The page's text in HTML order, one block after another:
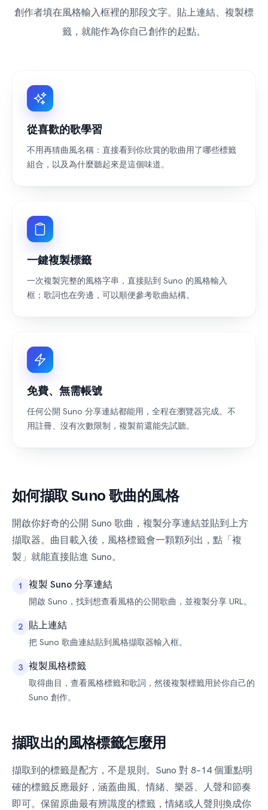
創作者填在風格輸入框裡的那段文字。貼上連結、複製標
籤，就能作為你自己創作的起點。
從喜歡的歌學習
不用再猜曲風名稱：直接看到你欣賞的歌曲用了哪些標籤
組合，以及為什麼聽起來是這個味道。
一鍵複製標籤
一次複製完整的風格字串，直接貼到 Suno 的風格輸入
框；歌詞也在旁邊，可以順便參考歌曲結構。
免費、無需帳號
任何公開 Suno 分享連結都能用，全程在瀏覽器完成。不
用註冊、沒有次數限制，複製前還能先試聽。
如何擷取 Suno 歌曲的風格
開啟你好奇的公開 Suno 歌曲，複製分享連結並貼到上方
擷取器。曲目載入後，風格標籤會一顆顆列出，點「複
製」就能直接貼進 Suno。
1 複製 Suno 分享連結
開啟 Suno，找到想查看風格的公開歌曲，並複製分享 URL。
2 貼上連結
把 Suno 歌曲連結貼到風格擷取器輸入框。
3 複製風格標籤
取得曲目，查看風格標籤和歌詞，然後複製標籤用於你自己的
Suno 創作。
擷取出的風格標籤怎麼用
擷取到的標籤是配方，不是規則。Suno 對 8–14 個重點明
確的標籤反應最好，涵蓋曲風、情緒、樂器、人聲和節奏
即可。保留原曲最有辨識度的標籤，情緒或人聲則換成你